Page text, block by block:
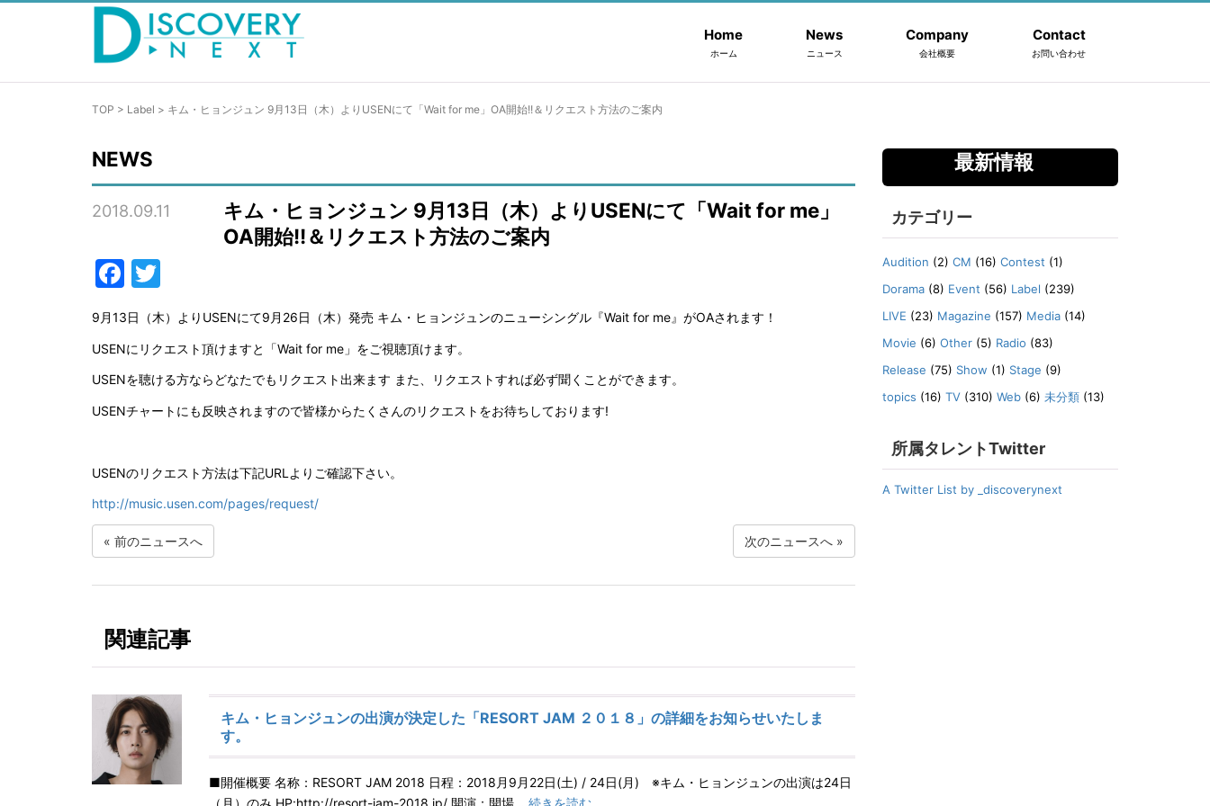
Home
ホーム
News
ニュース
Company
会社概要
Contact
お問い合わせ
TOP > Label > キム・ヒョンジュン 9月13日（木）よりUSENにて「Wait for me」OA開始!!＆リクエスト方法のご案内
NEWS
2018.09.11
キム・ヒョンジュン 9月13日（木）よりUSENにて「Wait for me」
OA開始!!＆リクエスト方法のご案内
Facebook
9月13日（木）よりUSENにて9月26日（木）発売 キム・ヒョンジュンのニューシングル『Wait for me』がOAされます！
USENにリクエスト頂けますと「Wait for me」をご視聴頂けます。
USENを聴ける方ならどなたでもリクエスト出来ます また、リクエストすれば必ず聞くことができます。
USENチャートにも反映されますので皆様からたくさんのリクエストをお待ちしております!
USENのリクエスト方法は下記URLよりご確認下さい。
http://music.usen.com/pages/request/
« 前のニュースへ 次のニュースへ»
関連記事
キム・ヒョンジュンの出演が決定した「RESORT JAM ２０１８」の詳細をお知らせいたしま
す。
■開催概要 名称：RESORT JAM 2018 日程：2018月9月22日(土) / 24日(月) ※キム・ヒョンジュンの出演は24日
最新情報
カテゴリー
Audition (2) CM (16) Contest (1)
Dorama(8) Event (56) Label (239)
LIVE (23) Magazine (157) Media(14)
Movie (6) Other(5) Radio (83)
Release (75) Show (1) Stage (9)
topics (16) TV(310) Web(6) 未分類(13)
所属タレントTwitter
A Twitter List by _discoverynext